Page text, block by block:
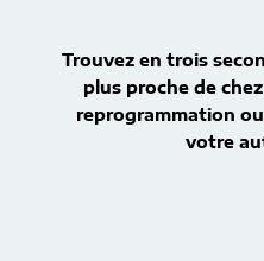
Trouvez en trois
plus proche de
reprogrammation
votre